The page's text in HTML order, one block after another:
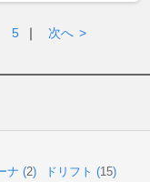
5 ｜ 次へ >
ナ (2) ドリフト (15)